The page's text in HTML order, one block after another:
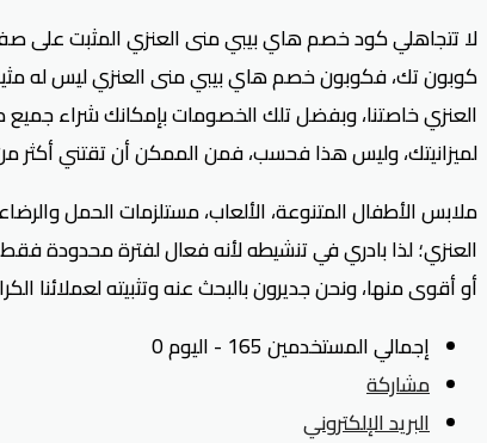
لا تتجاهلي كود خصم هاي بيبي منى العنزي المثبت على
كوبون تك، فكوبون خصم هاي بيبي منى العنزي ليس له
العنزي خاصتنا، وبفضل تلك الخصومات بإمكانك شراء
لميزانيتك، وليس هذا فحسب، فمن الممكن أن تقتني أكثر
ملابس الأطفال المتنوعة، الألعاب، مستلزمات الحمل
العنزي؛ لذا بادري في تنشيطه لأنه فعال لفترة محدودة
أو أقوى منها، ونحن جديرون بالبحث عنه وتثبيته لعملائنا
إجمالي المستخدمين 165 - اليوم 0
مشاركة
البريد الإلكتروني